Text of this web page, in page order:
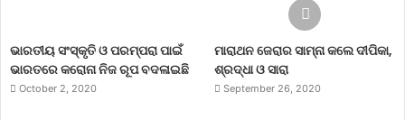
women empowerment
ଭାରତୀୟ ସଂସ୍କୃତି ଓ ପରମ୍ପରା ପାଇଁ
ଭାରତରେ କରୋନା ନିଜ ରୂପ ବଦଳାଇଛି
October 2, 2020
ମାରାଥନ ଜେରାର ସାମ୍ନା କଲେ ଦୀପିକା,
ଶ୍ରଦ୍ଧା ଓ ସାରା
September 26, 2020